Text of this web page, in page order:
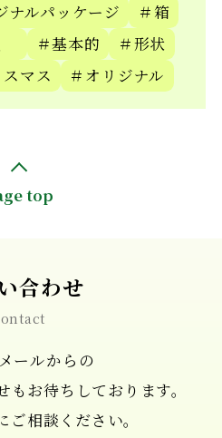
ナルパッケージ
＃箱
＃基本的
＃形状
マス ＃オリジナル
top
合わせ
ールからの
お待ちしております。
ご相談ください。